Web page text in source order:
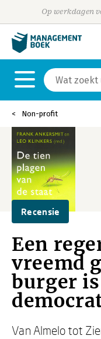
Op werkdagen
Non-profit
Recensie
Een
vreemd
burger
Van Almelo tot